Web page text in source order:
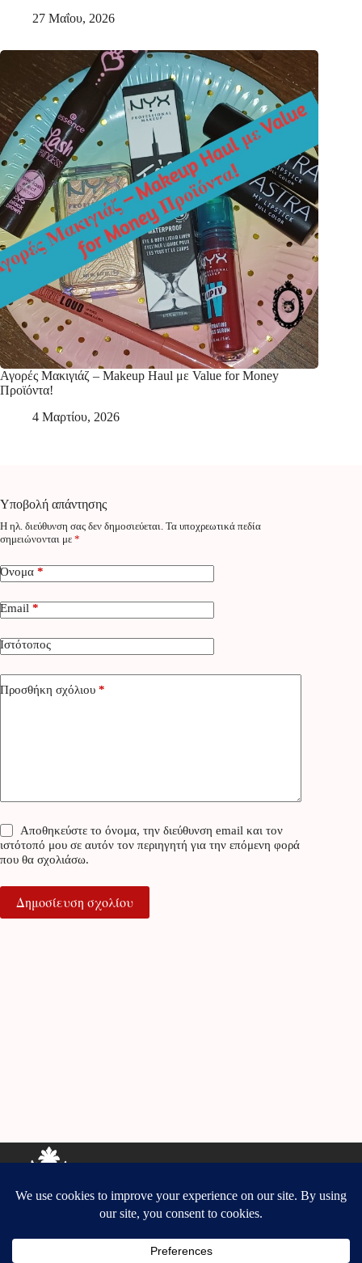
27 Μαΐου, 2026
Αγορές Μακιγιάζ – Makeup Haul με Value for Money
Προϊόντα!
4 Μαρτίου, 2026
Υποβολή απάντησης
Η ηλ. διεύθυνση σας δεν δημοσιεύεται. Τα υποχρεωτικά πεδία
σημειώνονται με *
Όνομα *
Email *
Ιστότοπος
Προσθήκη σχόλιου *
Αποθηκεύστε το όνομα, την διεύθυνση email και τον
ιστότοπό μου σε αυτόν τον περιηγητή για την επόμενη φορά
που θα σχολιάσω.
Δημοσίευση σχολίου